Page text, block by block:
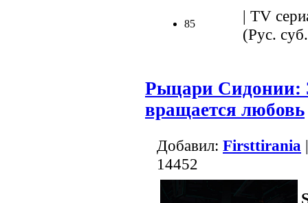
85
| TV
(Рус.
Рыцари Сидонии:
вращается любовь
Добавил: Firsttirania
14452